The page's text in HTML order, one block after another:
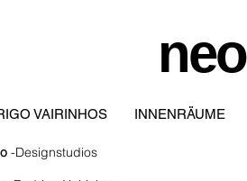
neo
VAIRINHOS INNENRÄUME
-Designstudios